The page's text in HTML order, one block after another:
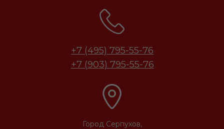
Город Серпухов,
+7 (495) 795-55-76
+7 (903) 795-55-76